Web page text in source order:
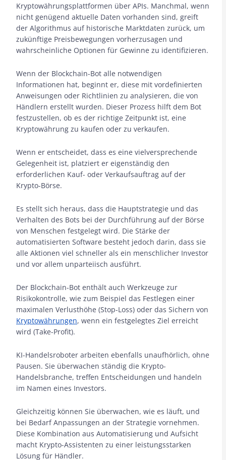
Kryptowährungsplattformen über APIs. Manchmal, wenn
nicht genügend aktuelle Daten vorhanden sind, greift
der Algorithmus auf historische Marktdaten zurück, um
zukünftige Preisbewegungen vorherzusagen und
wahrscheinliche Optionen für Gewinne zu identifizieren.
Wenn der Blockchain-Bot alle notwendigen
Informationen hat, beginnt er, diese mit vordefinierten
Anweisungen oder Richtlinien zu analysieren, die von
Händlern erstellt wurden. Dieser Prozess hilft dem Bot
festzustellen, ob es der richtige Zeitpunkt ist, eine
Kryptowährung zu kaufen oder zu verkaufen.
Wenn er entscheidet, dass es eine vielversprechende
Gelegenheit ist, platziert er eigenständig den
erforderlichen Kauf- oder Verkaufsauftrag auf der
Krypto-Börse.
Es stellt sich heraus, dass die Hauptstrategie und das
Verhalten des Bots bei der Durchführung auf der Börse
von Menschen festgelegt wird. Die Stärke der
automatisierten Software besteht jedoch darin, dass sie
alle Aktionen viel schneller als ein menschlicher Investor
und vor allem unparteiisch ausführt.
Der Blockchain-Bot enthält auch Werkzeuge zur
Risikokontrolle, wie zum Beispiel das Festlegen einer
maximalen Verlusthöhe (Stop-Loss) oder das Sichern von
Kryptowährungen, wenn ein festgelegtes Ziel erreicht
wird (Take-Profit).
KI-Handelsroboter arbeiten ebenfalls unaufhörlich, ohne
Pausen. Sie überwachen ständig die Krypto-
Handelsbranche, treffen Entscheidungen und handeln
im Namen eines Investors.
Gleichzeitig können Sie überwachen, wie es läuft, und
bei Bedarf Anpassungen an der Strategie vornehmen.
Diese Kombination aus Automatisierung und Aufsicht
macht Krypto-Assistenten zu einer leistungsstarken
Lösung für Händler.